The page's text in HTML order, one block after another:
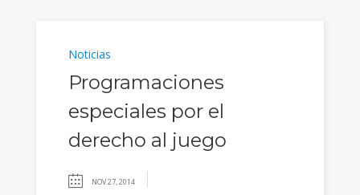
Noticias
Programaciones
especiales por el
derecho al juego
NOV 27, 2014